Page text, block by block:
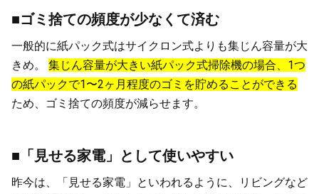
■ゴミ捨ての頻度が少なくて済む
一般的に紙パック式はサイクロン式よりも集じん容量が大
きめ。 集じん容量が大きい紙パック式掃除機の場合、1つ
の紙パックで1〜2ヶ月程度のゴミを貯めることができる
ため、ゴミ捨ての頻度が減らせます。
■「見せる家電」として使いやすい
昨今は、「見せる家電」といわれるように、リビングなど